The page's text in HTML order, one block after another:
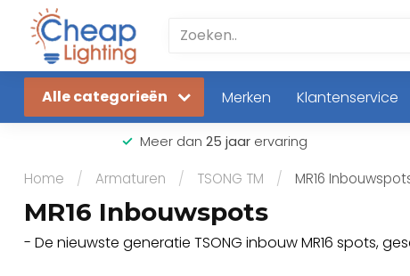
Alle categorieën Merken Klantenservice
Meer dan 25 jaar ervaring
Home / Armaturen / TSONG TM / MR16
MR16 Inbouwspots
- De nieuwste generatie TSONG inbouw MR16 spots,